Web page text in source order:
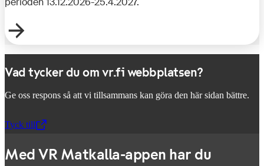
Vad tycker du om vr.fi webbplatsen?
Ge oss respons så att vi tillsammans kan göra den här sidan bättre.
Tyck till
,Öppnas i en ny flik
Med VR Matkalla-appen har du